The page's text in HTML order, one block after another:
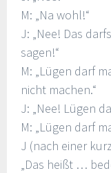
M: „Na wohl!“
J: „Nee! Das
sagen!“
M: „Lügen darf
nicht machen.“
J: „Nee! Lügen
M: „Lügen darf
J (nach einer
„Das heißt …